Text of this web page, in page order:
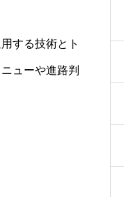
する技術とト
ューや進路判